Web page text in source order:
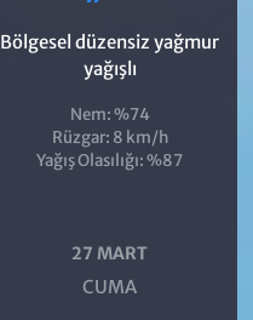
Bölgesel düzensiz yağmur
yağışlı
Nem: %74
Rüzgar: 8 km/h
Yağış Olasılığı: %87
27 MART
CUMA